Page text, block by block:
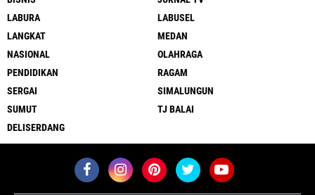
LABURA
LABUSEL
LANGKAT
MEDAN
NASIONAL
OLAHRAGA
PENDIDIKAN
RAGAM
SERGAI
SIMALUNGUN
SUMUT
TJ BALAI
DELISERDANG